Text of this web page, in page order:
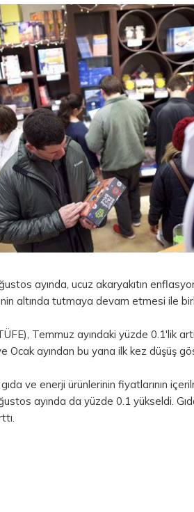
ayında, ucuz akaryakıtın
altında tutmaya devam etmesi ile
Temmuz ayındaki yüzde 0.1'lik
Ocak ayından bu yana ilk kez düşüş
ve enerji ürünlerinin fiyatlarının
ayında da yüzde 0.1 yükseldi.